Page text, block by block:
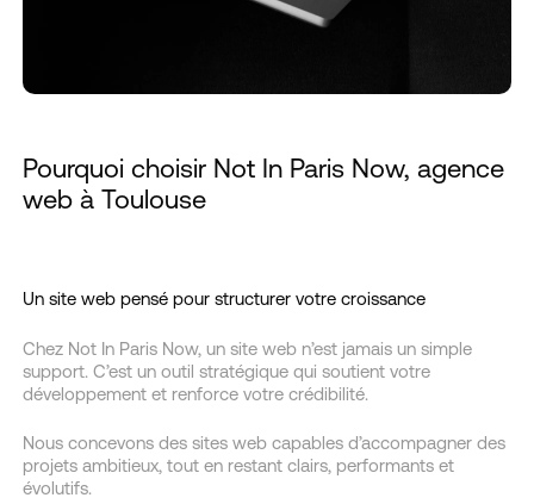
Pourquoi choisir Not In Paris Now, agence
web à Toulouse
Un site web pensé pour structurer votre croissance
Chez Not In Paris Now, un site web n’est jamais un simple
support. C’est un outil stratégique qui soutient votre
développement et renforce votre crédibilité.
Nous concevons des sites web capables d’accompagner des
projets ambitieux, tout en restant clairs, performants et
évolutifs.